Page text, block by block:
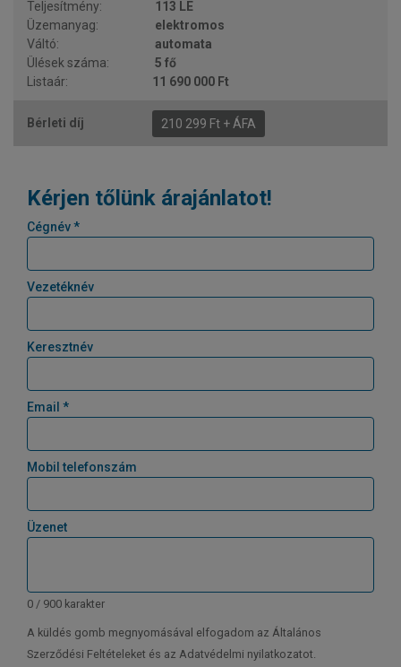
113 LE
elektromos
automata
5 fő
11 690 000 Ft
210 299 Ft + ÁFA
Kérjen tőlünk árajánlatot!
Cégnév *
Vezetéknév
Keresztnév
Email *
Mobil telefonszám
Üzenet
0 / 900 karakter
A küldés gomb megnyomásával elfogadom az Általános
Szerződési Feltételeket és az Adatvédelmi nyilatkozatot.